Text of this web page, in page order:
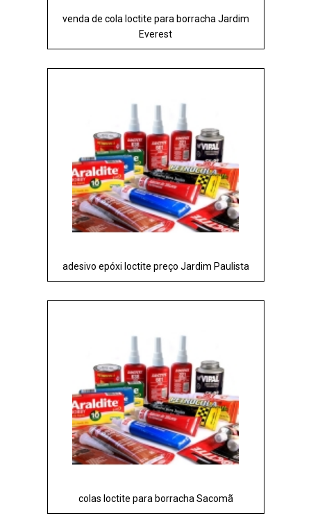
venda de cola loctite para borracha Jardim
Everest
adesivo epóxi loctite preço Jardim Paulista
colas loctite para borracha Sacomã